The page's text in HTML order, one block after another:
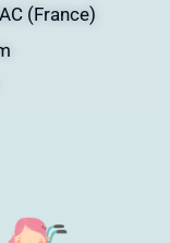
(France)